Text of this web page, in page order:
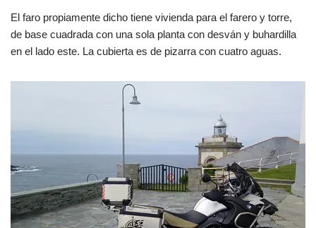
El faro propiamente dicho tiene vivienda para el farero y torre,
de base cuadrada con una sola planta con desván y buhardilla
en el lado este. La cubierta es de pizarra con cuatro aguas.